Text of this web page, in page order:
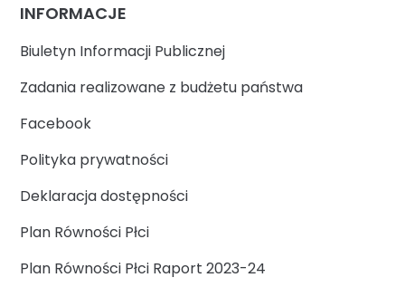
INFORMACJE
Biuletyn Informacji Publicznej
Zadania realizowane z budżetu państwa
Facebook
Polityka prywatności
Deklaracja dostępności
Plan Równości Płci
Plan Równości Płci Raport 2023-24